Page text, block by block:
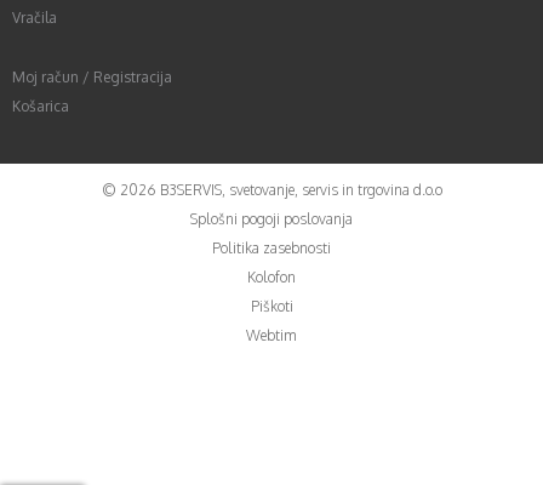
Vračila
Moj račun / Registracija
Košarica
© 2026 B3SERVIS, svetovanje, servis in trgovina d.o.o
Splošni pogoji poslovanja
Politika zasebnosti
Kolofon
Piškoti
Webtim